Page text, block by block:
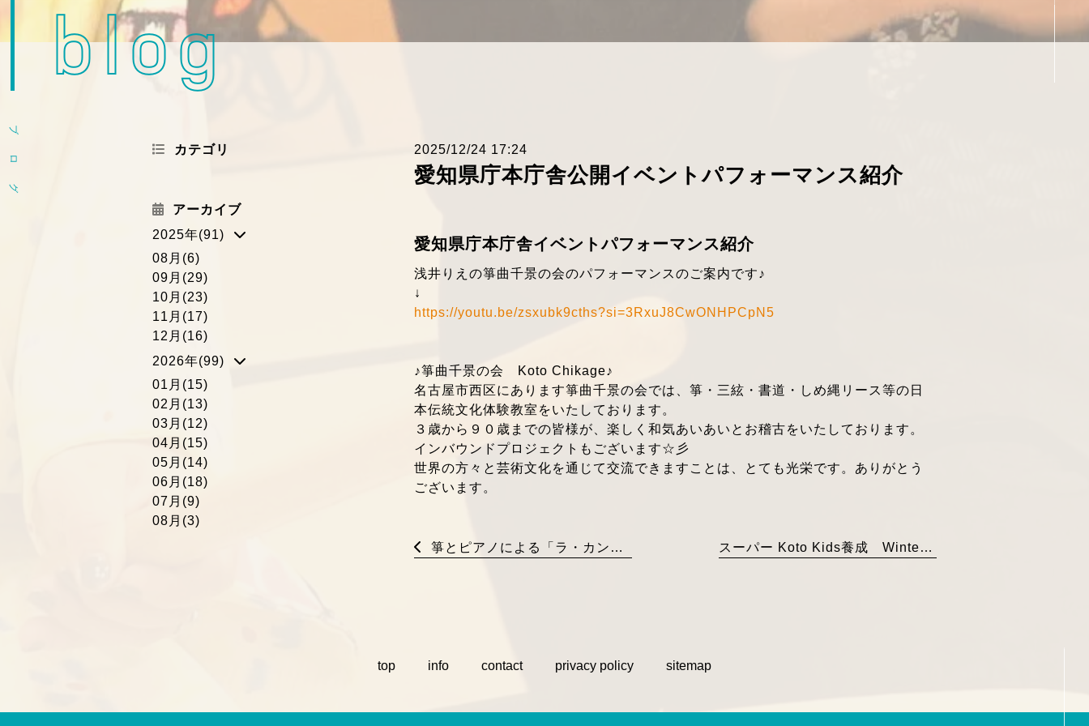
blog
ブ
ロ
グ
2025/12/24 17:24
愛知県庁本庁舎公開イベントパフォーマンス紹介
愛知県庁本庁舎イベントパフォーマンス紹介
浅井りえの箏曲千景の会のパフォーマンスのご案内です♪
↓
https://youtu.be/zsxubk9cths?si=3RxuJ8CwONHPCpN5
♪箏曲千景の会 Koto Chikage♪
名古屋市西区にあります箏曲千景の会では、箏・三絃・書道・しめ縄リース等の日
本伝統文化体験教室をいたしております。
３歳から９０歳までの皆様が、楽しく和気あいあいとお稽古をいたしております。
インバウンドプロジェクトもございます☆彡
世界の方々と芸術文化を通じて交流できますことは、とても光栄です。ありがとう
ございます。
箏とピアノによる「ラ・カンパネラ」 スーパー Koto Kids養成 Winter School 本日よりスタートです
カテゴリ
アーカイブ
2025年(91)
08月(6)
09月(29)
10月(23)
11月(17)
12月(16)
2026年(99)
01月(15)
02月(13)
03月(12)
04月(15)
05月(14)
06月(18)
07月(9)
08月(3)
top info contact privacy policy sitemap